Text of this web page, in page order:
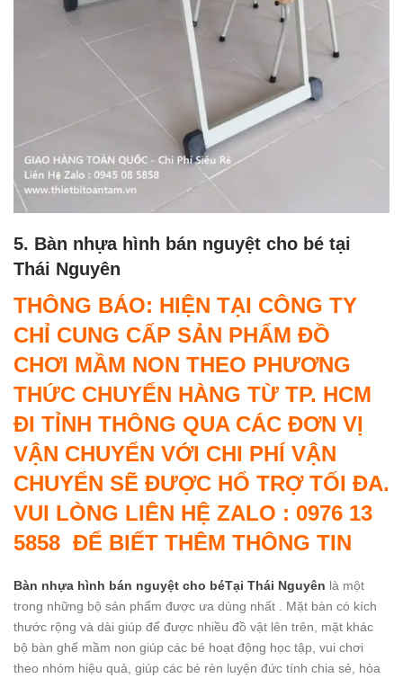
5. Bàn nhựa hình bán nguyệt cho bé tại
Thái Nguyên
THÔNG BÁO: HIỆN TẠI CÔNG TY
CHỈ CUNG CẤP SẢN PHẨM ĐỒ
CHƠI MẦM NON THEO PHƯƠNG
THỨC CHUYỂN HÀNG TỪ TP. HCM
ĐI TỈNH THÔNG QUA CÁC ĐƠN VỊ
VẬN CHUYỂN VỚI CHI PHÍ VẬN
CHUYỂN SẼ ĐƯỢC HỔ TRỢ TỐI ĐA.
VUI LÒNG LIÊN HỆ ZALO : 0976 13
5858 ĐỂ BIẾT THÊM THÔNG TIN
Bàn nhựa hình bán nguyệt cho béTại Thái Nguyên là một
trong những bộ sản phẩm được ưa dùng nhất . Mặt bàn có kích
thước rộng và dài giúp để được nhiều đồ vật lên trên, mặt khác
bộ bàn ghế mầm non giúp các bé hoạt động học tập, vui chơi
theo nhóm hiệu quả, giúp các bé rèn luyện đức tính chia sẻ, hòa